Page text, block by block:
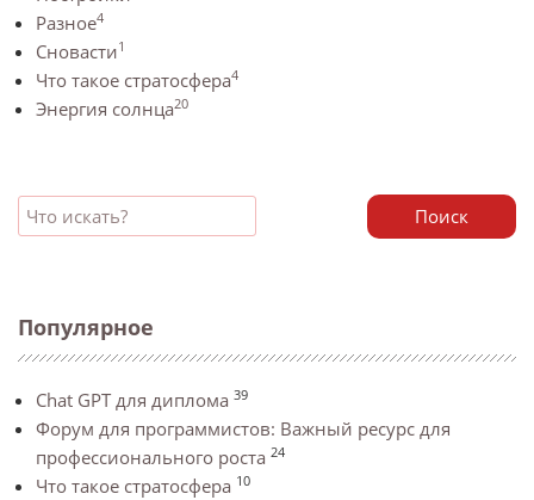
Разное4
Сновасти1
Что такое стратосфера4
Энергия солнца20
Поиск
Популярное
Chat GPT для диплома 39
Форум для программистов: Важный ресурс для
профессионального роста 24
Что такое стратосфера 10